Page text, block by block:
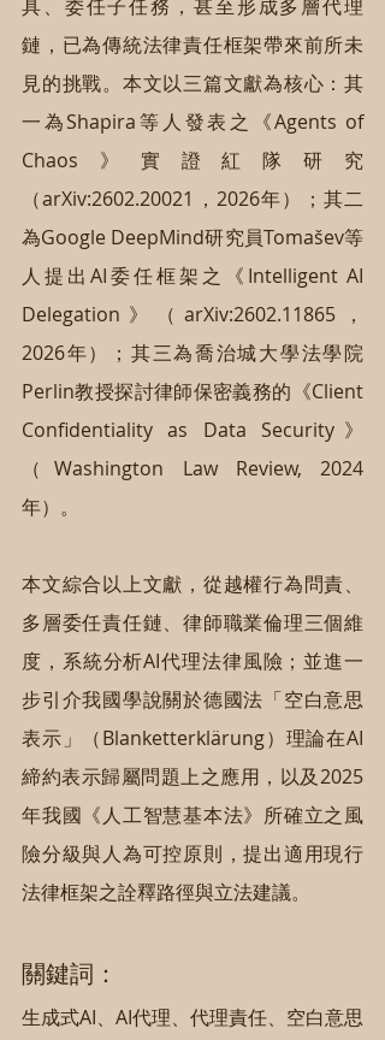
具、委任子任務，甚至形成多層代理
鏈，已為傳統法律責任框架帶來前所未
見的挑戰。本文以三篇文獻為核心：其
一為Shapira等人發表之《Agents of
Chaos》實證紅隊研究
（arXiv:2602.20021，2026年）；其二
為Google DeepMind研究員Tomašev等
人提出AI委任框架之《Intelligent AI
Delegation》（arXiv:2602.11865，
2026年）；其三為喬治城大學法學院
Perlin教授探討律師保密義務的《Client
Confidentiality as Data Security》
（Washington Law Review, 2024
年）。
本文綜合以上文獻，從越權行為問責、
多層委任責任鏈、律師職業倫理三個維
度，系統分析AI代理法律風險；並進一
步引介我國學說關於德國法「空白意思
表示」（Blanketterklärung）理論在AI
締約表示歸屬問題上之應用，以及2025
年我國《人工智慧基本法》所確立之風
險分級與人為可控原則，提出適用現行
法律框架之詮釋路徑與立法建議。
關鍵詞：
生成式AI、AI代理、代理責任、空白意思